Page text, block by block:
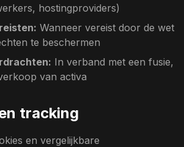
hostingproviders)
Wanneer vereist door de wet
te beschermen
In verband met een fusie,
van activa
tracking
en vergelijkbare